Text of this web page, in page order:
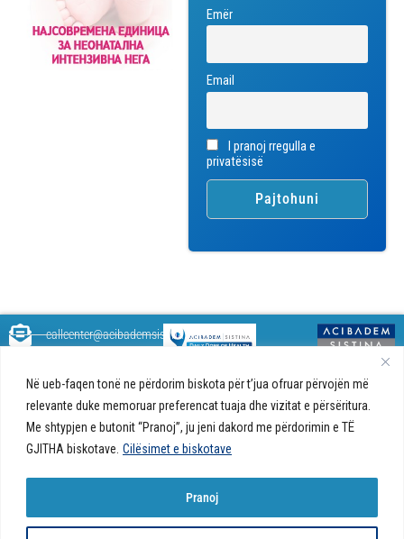
Në ueb-faqen tonë ne përdorim biskota për t’jua ofruar përvojën më
relevante duke memoruar preferencat tuaja dhe vizitat e përsëritura.
Me shtypjen e butonit “Pranoj”, ju jeni dakord me përdorimin e TË
GJITHA biskotave. Cilësimet e biskotave
Pranoj
Emër
Email
I pranoj rregulla e
privatësisë
këshilla shëndetësore rreth
shëndetit tuaj. Ne kemi krijuar
një ueb portal që do t'ju ofrojë
përgjigjet e pyetjeve tuaja në
shëndetshme.
callcenter@acibademsistina.mk
Ul. Skupi 5A Shkup
Sistina - Bëhet
fjalë për jetën!